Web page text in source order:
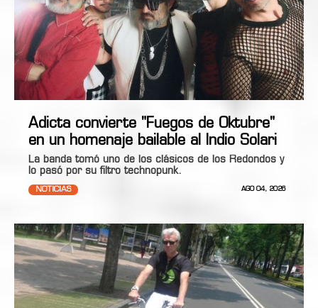
Adicta convierte "Fuegos de Oktubre"
en un homenaje bailable al Indio Solari
La banda tomó uno de los clásicos de los Redondos y
lo pasó por su filtro technopunk.
NOTICIAS AGO 04, 2026